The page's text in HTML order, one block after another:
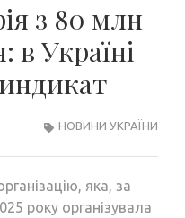
з 80 млн
в Україні
НОВИНИ УКРАЇНИ
яка, за
року організувала